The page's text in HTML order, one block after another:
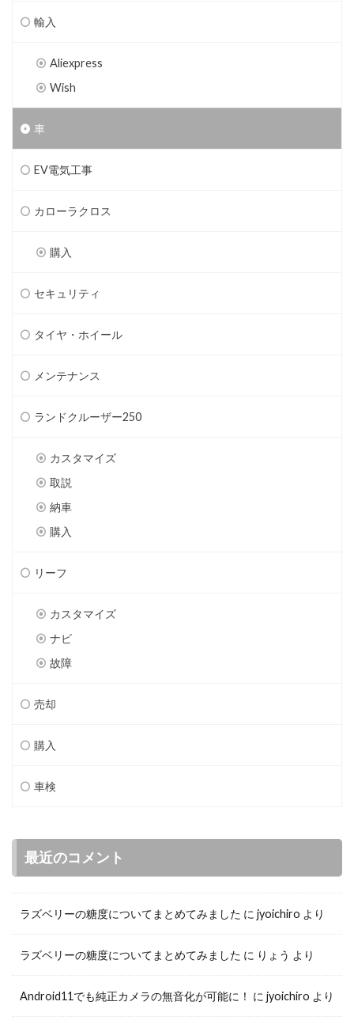
輸入
Aliexpress
Wish
車
EV電気工事
カローラクロス
購入
セキュリティ
タイヤ・ホイール
メンテナンス
ランドクルーザー250
カスタマイズ
取説
納車
購入
リーフ
カスタマイズ
ナビ
故障
売却
購入
車検
最近のコメント
ラズベリーの糖度についてまとめてみました に jyoichiro より
ラズベリーの糖度についてまとめてみました に りょう より
Android11でも純正カメラの無音化が可能に！ に jyoichiro より